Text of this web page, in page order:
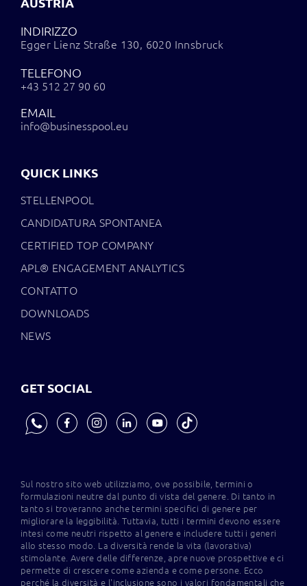
INDIRIZZO
Egger Lienz Straße 130, 6020 Innsbruck
TELEFONO
+43 512 27 90 60
EMAIL
info@businesspool.eu
QUICK LINKS
STELLENPOOL
CANDIDATURA SPONTANEA
CERTIFIED TOP COMPANY
APL® ENGAGEMENT ANALYTICS
CONTATTO
DOWNLOADS
NEWS
GET SOCIAL
Sul nostro sito web utilizziamo, ove possibile, termini o
formulazioni neutre dal punto di vista del genere. Di tanto in
tanto si troveranno anche termini specifici di genere per
migliorare la leggibilità. Tuttavia, tutti i termini devono essere
intesi come neutri rispetto al genere e includere tutti i generi
allo stesso modo. La diversità rende la vita (lavorativa)
stimolante. Avere delle differenze, apre nuove prospettive e ci
permette di crescere come azienda e come persone. Ecco
perché la diversità e l'inclusione sono i valori fondamentali che